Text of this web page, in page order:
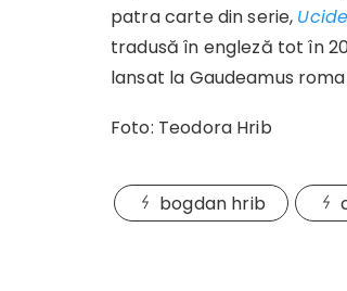
patra carte din serie,
tradusă în engleză tot în
lansat la Gaudeamus
Foto: Teodora Hrib
bogdan hrib